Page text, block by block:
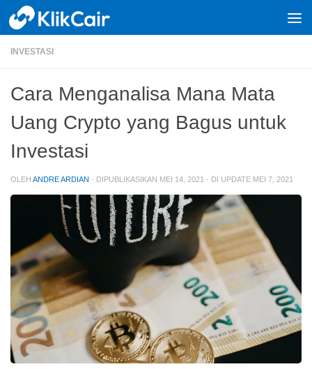
Skip to content
INVESTASI
Cara Menganalisa Mana Mata
Uang Crypto yang Bagus untuk
Investasi
OLEH ANDRE ARDIAN · DIPUBLIKASIKAN MEI 14, 2021 · DI UPDATE MEI 7, 2021